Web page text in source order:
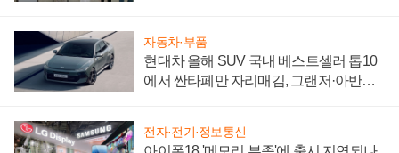
자동차·부품
현대차 올해 SUV 국내 베스트셀러 톱10
에서 싼타페만 자리매김, 그랜저·아반떼
전자·전기·정보통신